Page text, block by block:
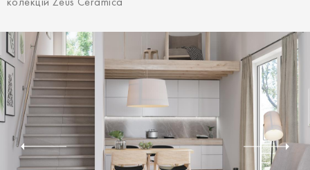
колекцій Zeus Ceramica